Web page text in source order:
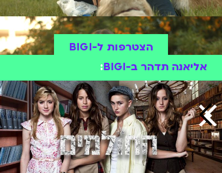
הצטרפות ל-BIGI
אליאנה תדהר ב-BIGI
: